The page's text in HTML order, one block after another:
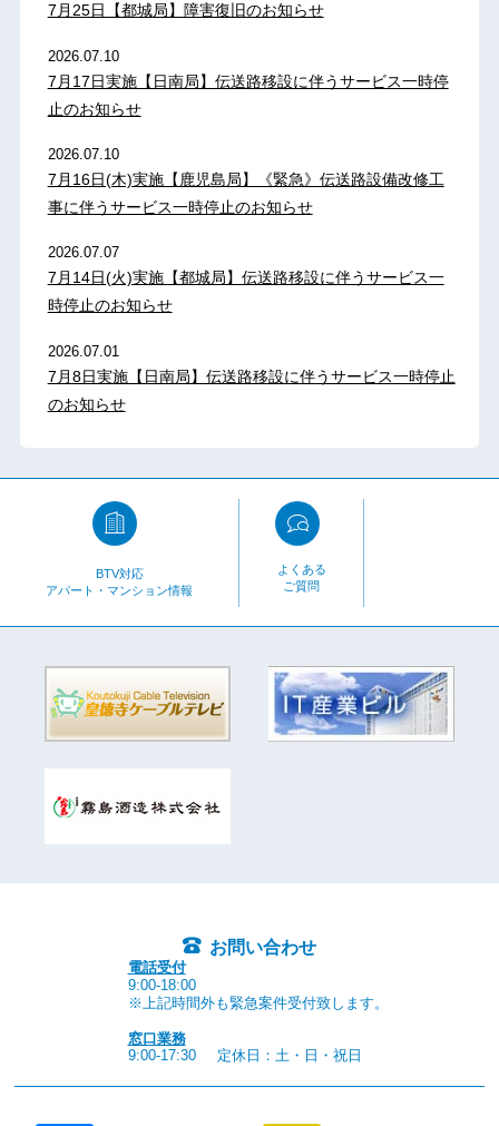
7月25日【都城局】障害復旧のお知らせ
2026.07.10
7月17日実施【日南局】伝送路移設に伴うサービス一時停
止のお知らせ
2026.07.10
7月16日(木)実施【鹿児島局】《緊急》伝送路設備改修工
事に伴うサービス一時停止のお知らせ
2026.07.07
7月14日(火)実施【都城局】伝送路移設に伴うサービス一
時停止のお知らせ
2026.07.01
7月8日実施【日南局】伝送路移設に伴うサービス一時停止
のお知らせ
BTV対応
アパート・マンション情報
よくある
ご質問
お問い合わせ
電話受付
9:00-18:00
※上記時間外も緊急案件受付致します。
窓口業務
9:00-17:30
定休日：土・日・祝日